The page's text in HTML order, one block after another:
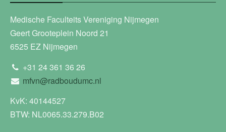
Medische Faculteits Vereniging Nijmegen
Geert Grooteplein Noord 21
6525 EZ Nijmegen
+31 24 361 36 26
mfvn@radboudumc.nl
KvK: 40144527
BTW: NL0065.33.279.B02